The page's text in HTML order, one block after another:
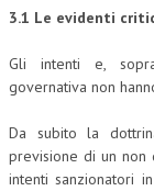
NEWS
ARCHIVIO
CORSI ENTI TERZI
3.1 Le evidenti
Gli intenti e,
governativa non
Da subito la
previsione di un non
intenti sanzionatori